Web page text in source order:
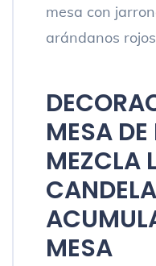
mesa con
arándanos
MESA
MEZCLA
MESA